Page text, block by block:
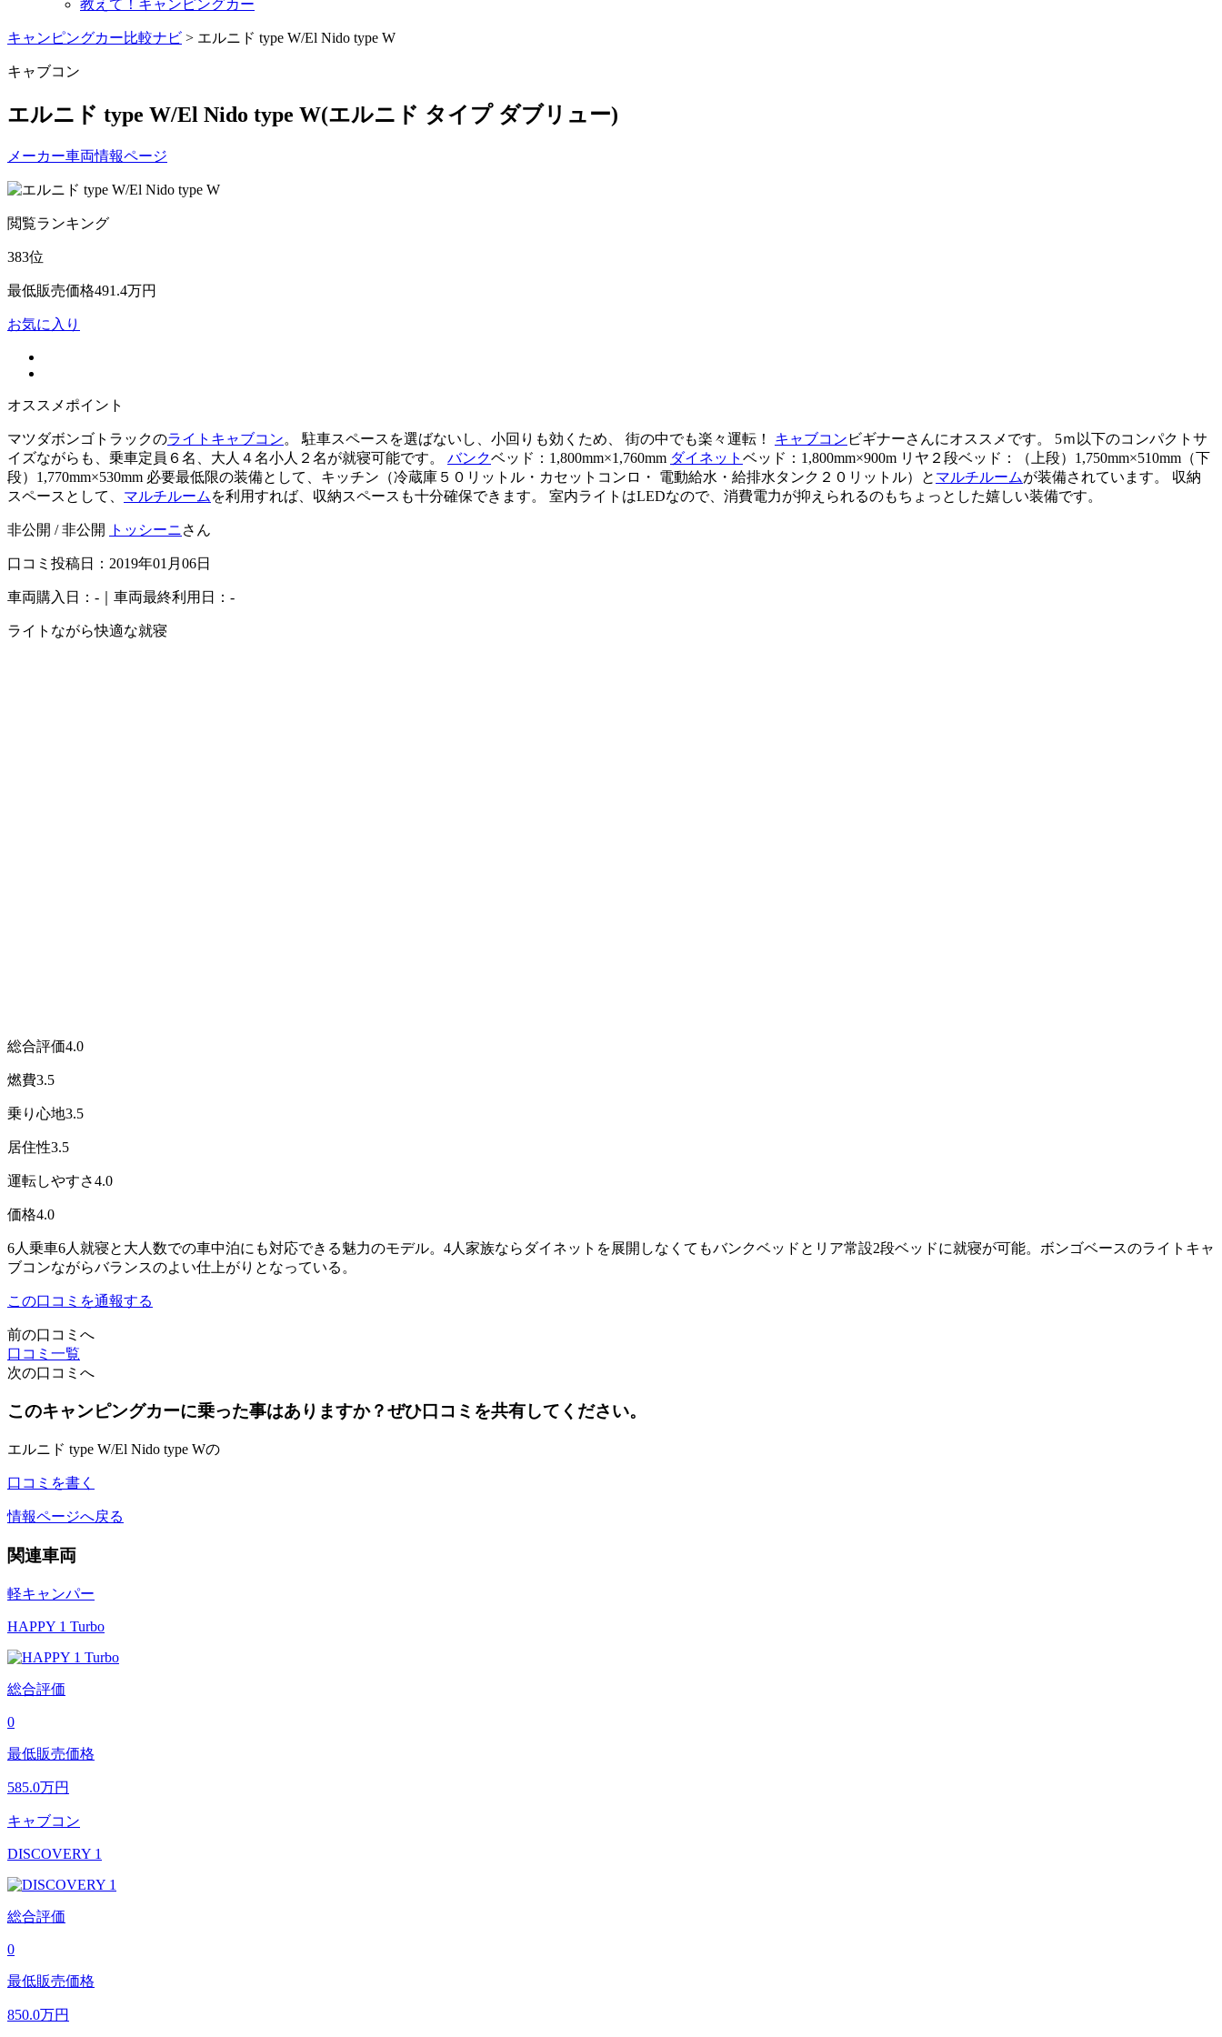
教えて！キャンピングカー
キャンピングカー比較ナビ > エルニド type W/El Nido type W
キャブコン
エルニド type W/El Nido type W(エルニド タイプ ダブリュー)
メーカー車両情報ページ
閲覧ランキング
383位
最低販売価格491.4万円
お気に入り
オススメポイント
マツダボンゴトラックのライトキャブコン。 駐車スペースを選ばないし、小回りも効くため、 街の中でも楽々運転！ キャブコン ビギナーさんにオススメです。 5ｍ以下のコンパクトサ
イズながらも、乗車定員６名、大人４名小人２名が就寝可能です。 バンクベッド：1,800mm×1,760mm ダイネット ベッド：1,800mm×900m リヤ２段ベッド：（上段）1,750mm×510mm（下
段）1,770mm×530mm 必要最低限の装備として、キッチン（冷蔵庫５０リットル・カセットコンロ・ 電動給水・給排水タンク２０リットル）と マルチルームが装備されています。 収納
スペースとして、 マルチルーム を利用すれば、収納スペースも十分確保できます。 室内ライトはLEDなので、消費電力が抑えられるのもちょっとした嬉しい装備です。
非公開 / 非公開 トッシーニさん
口コミ投稿日：2019年01月06日
車両購入日：-｜車両最終利用日：-
ライトながら快適な就寝
総合評価4.0
燃費3.5
乗り心地3.5
居住性3.5
運転しやすさ4.0
価格4.0
6人乗車6人就寝と大人数での車中泊にも対応できる魅力のモデル。4人家族ならダイネットを展開しなくてもバンクベッドとリア常設2段ベッドに就寝が可能。ボンゴベースのライトキャ
ブコンながらバランスのよい仕上がりとなっている。
この口コミを通報する
前の口コミへ
口コミ一覧
次の口コミへ
このキャンピングカーに乗った事はありますか？ぜひ口コミを共有してください。
エルニド type W/El Nido type Wの
口コミを書く
情報ページへ戻る
関連車両
軽キャンパー
HAPPY 1 Turbo
総合評価
0
最低販売価格
585.0万円
キャブコン
DISCOVERY 1
総合評価
0
最低販売価格
850.0万円